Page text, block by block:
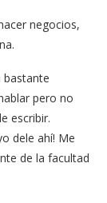
negocios,
bastante
pero no
escribir.
dele ahí! Me
de la facultad